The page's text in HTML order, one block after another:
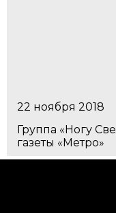
22 ноября 2018
Группа «Ногу
газеты «Метро»